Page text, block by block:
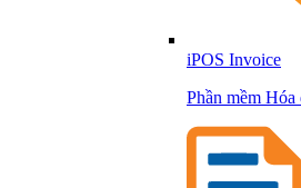
iPOS Invoice
Phần mềm